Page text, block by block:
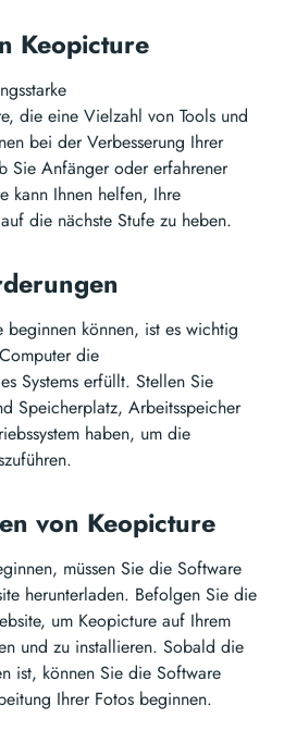
Keopicture
die eine Vielzahl von Tools und
bei der Verbesserung Ihrer
Sie Anfänger oder erfahrener
kann Ihnen helfen, Ihre
die nächste Stufe zu heben.
beginnen können, ist es wichtig
die
Systems erfüllt. Stellen Sie
Speicherplatz, Arbeitsspeicher
haben, um die
von Keopicture
müssen Sie die Software
herunterladen. Befolgen Sie die
um Keopicture auf Ihrem
und zu installieren. Sobald die
ist, können Sie die Software
Ihrer Fotos beginnen.